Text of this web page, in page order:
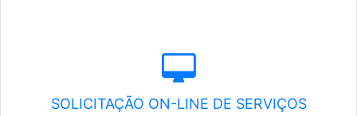
SOLICITAÇÃO ON-LINE DE SERVIÇOS